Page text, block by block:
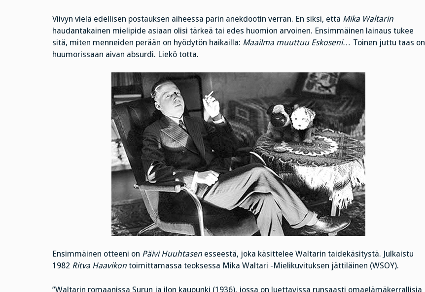
Viivyn vielä edellisen postauksen aiheessa parin anekdootin verran. En siksi, että Mika Waltarin
haudantakainen mielipide asiaan olisi tärkeä tai edes huomion arvoinen. Ensimmäinen lainaus tukee
sitä, miten menneiden perään on hyödytön haikailla: Maailma muuttuu Eskoseni… Toinen juttu taas on
huumorissaan aivan absurdi. Liekö totta.
Ensimmäinen otteeni on Päivi Huuhtasenesseestä, joka käsittelee Waltarin taidekäsitystä. Julkaistu
1982 Ritva Haavikontoimittamassa teoksessa Mika Waltari -Mielikuvituksen jättiläinen (WSOY).
”Waltarin romaanissa Surun ja ilon kaupunki (1936), jossa on luettavissa runsaasti omaelämäkerrallisia